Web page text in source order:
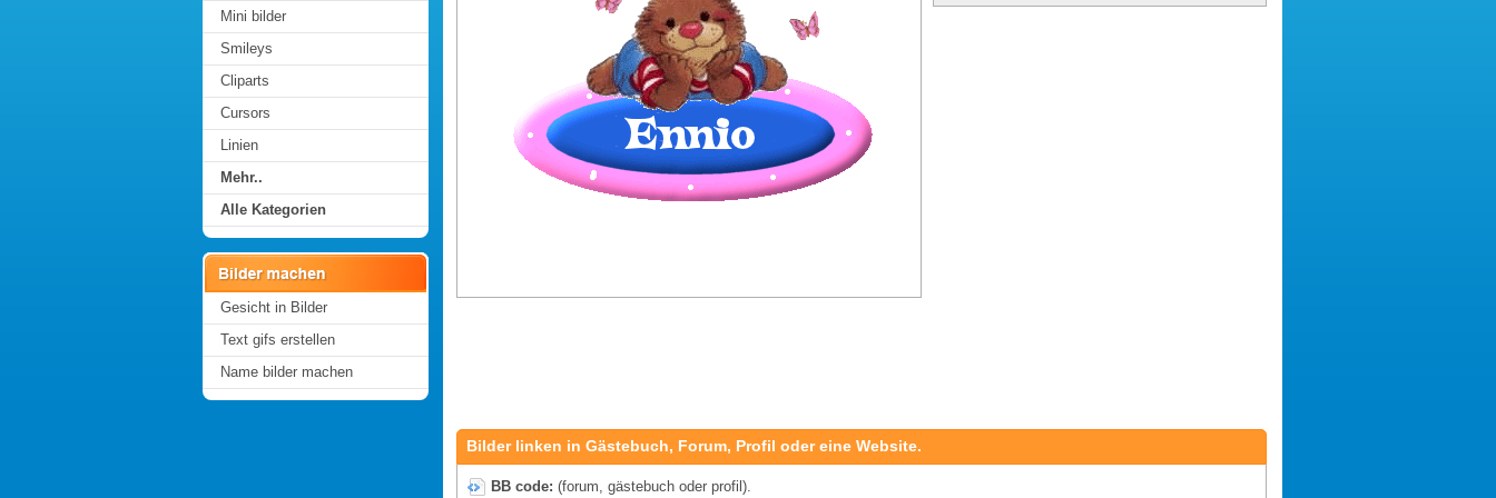
Mini bilder
Smileys
Cliparts
Cursors
Linien
Mehr..
Alle Kategorien
Gesicht in Bilder
Text gifs erstellen
Name bilder machen
Bilder linken in Gästebuch, Forum, Profil oder eine Website.
BB code: (forum, gästebuch oder profil).